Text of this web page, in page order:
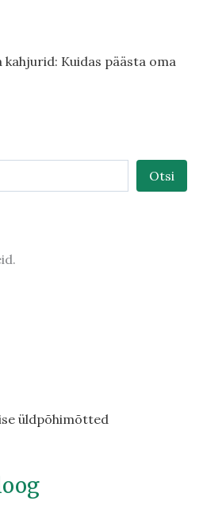
kahjurid: Kuidas päästa oma
Otsi
üldpõhimõtted